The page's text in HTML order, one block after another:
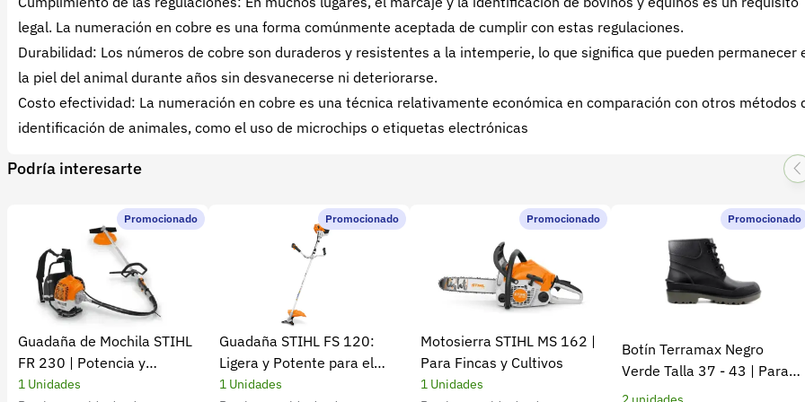
legal. La numeración en cobre es una forma comúnmente aceptada de cumplir con estas regulaciones.
Durabilidad: Los números de cobre son duraderos y resistentes a la intemperie, lo que significa que pueden permanecer
la piel del animal durante años sin desvanecerse ni deteriorarse.
Costo efectividad: La numeración en cobre es una técnica relativamente económica en comparación con otros métodos
identificación de animales, como el uso de microchips o etiquetas electrónicas
Podría interesarte
Promocionado
Guadaña de Mochila STIHL
FR 230 | Potencia y
rendimiento
1 Unidades
Promocionado
Guadaña STIHL FS 120:
Ligera y Potente para el
Campo
1 Unidades
Promocionado
Motosierra STIHL MS 162 |
Para Fincas y Cultivos
1 Unidades
Promocionado
Botín Terramax Negro
Verde Talla 37 - 43 | Para
trabajo diario y campo